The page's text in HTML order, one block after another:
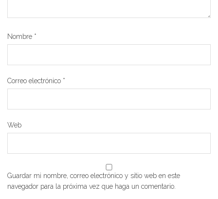
Nombre *
Correo electrónico *
Web
Guardar mi nombre, correo electrónico y sitio web en este
navegador para la próxima vez que haga un comentario.